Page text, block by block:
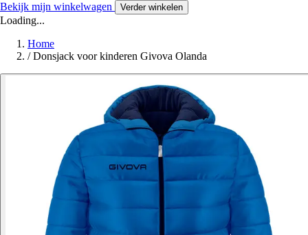
Bekijk mijn winkelwagen Verder winkelen
Loading...
Home
/ Donsjack voor kinderen Givova Olanda